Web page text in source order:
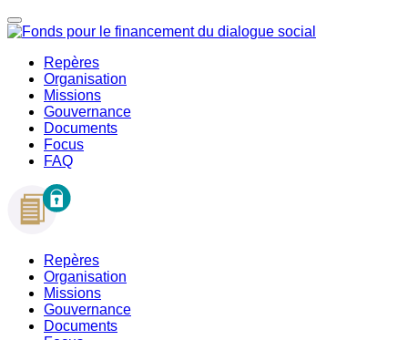
Repères
Organisation
Missions
Gouvernance
Documents
Focus
FAQ
Repères
Organisation
Missions
Gouvernance
Documents